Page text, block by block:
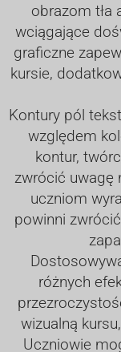
obrazom tła
wciągające
graficzne
kursie,
Kontury pól
względem
kontur,
zwrócić uwagę
uczniom
powinni
różnych
wizualną
Uczniowie